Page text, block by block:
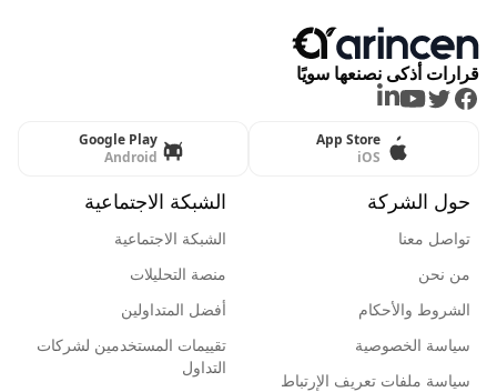
قرارات أذكى نصنعها سويًا
Facebook
Twitter
Youtube
LinkedIn
App Store
iOS
Google Play
Android
حول الشركة
تواصل معنا
من نحن
الشروط والأحكام
سياسة الخصوصية
سياسة ملفات تعريف الإرتباط
الشبكة الاجتماعية
الشبكة الاجتماعية
منصة التحليلات
أفضل المتداولين
تقييمات المستخدمين لشركات
التداول